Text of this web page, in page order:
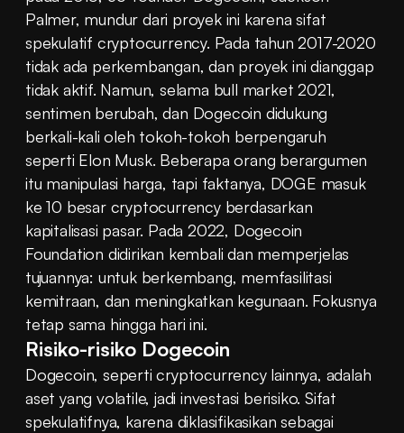
Palmer, mundur dari proyek ini karena sifat
spekulatif cryptocurrency. Pada tahun 2017-2020
tidak ada perkembangan, dan proyek ini dianggap
tidak aktif. Namun, selama bull market 2021,
sentimen berubah, dan Dogecoin didukung
berkali-kali oleh tokoh-tokoh berpengaruh
seperti Elon Musk. Beberapa orang berargumen
itu manipulasi harga, tapi faktanya, DOGE masuk
ke 10 besar cryptocurrency berdasarkan
kapitalisasi pasar. Pada 2022, Dogecoin
Foundation didirikan kembali dan memperjelas
tujuannya: untuk berkembang, memfasilitasi
kemitraan, dan meningkatkan kegunaan. Fokusnya
tetap sama hingga hari ini.
Risiko-risiko Dogecoin
Dogecoin, seperti cryptocurrency lainnya, adalah
aset yang volatile, jadi investasi berisiko. Sifat
spekulatifnya, karena diklasifikasikan sebagai